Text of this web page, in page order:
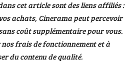
cet article sont des liens affiliés :
achats, Cinerama peut percevoir
coût supplémentaire pour vous.
frais de fonctionnement et à
du contenu de qualité.